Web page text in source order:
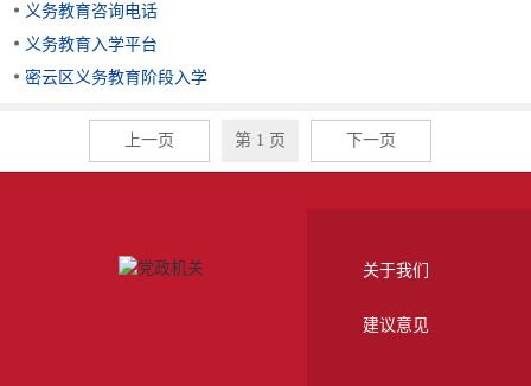
义务教育咨询电话
义务教育入学平台
密云区义务教育阶段入学
上一页 第 1 页 下一页
关于我们
建议意见